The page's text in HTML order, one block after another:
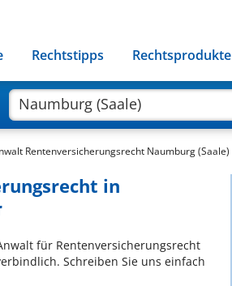
Rechtstipps Rechtsprodukte
Rentenversicherungsrecht Naumburg (Saale)
in
für Rentenversicherungsrecht
Schreiben Sie uns einfach